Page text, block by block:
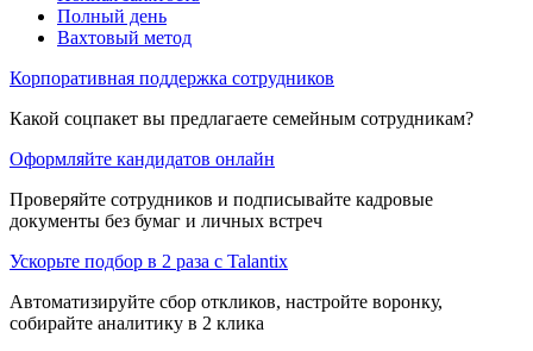
Полный день
Вахтовый метод
Корпоративная поддержка сотрудников
Какой соцпакет вы предлагаете семейным сотрудникам?
Оформляйте кандидатов онлайн
Проверяйте сотрудников и подписывайте кадровые
документы без бумаг и личных встреч
Ускорьте подбор в 2 раза с Talantix
Автоматизируйте сбор откликов, настройте воронку,
собирайте аналитику в 2 клика